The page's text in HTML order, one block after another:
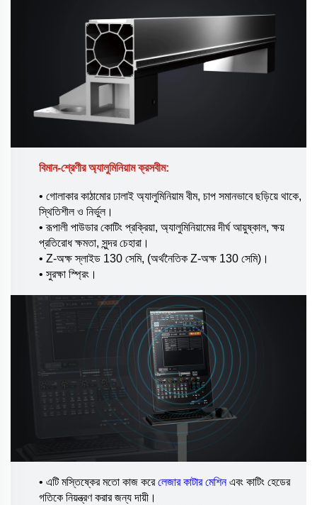
বিমান-শ্রেণীর অ্যালুমিনিয়াম ক্রসবীম:
• গোলাকার কাঠামোর ঢালাই অ্যালুমিনিয়াম বীম, চাপ সমানভাবে ছড়িয়ে থাকে,
স্থিতিশীল ও নির্ভুল।
• রূপালী পাউডার কোটিং প্রক্রিয়া, অ্যালুমিনিয়ামের দীর্ঘ আয়ুষ্কাল, ক্ষয়
প্রতিরোধ ক্ষমতা, সুন্দর চেহারা।
• Z-অক্ষ স্লাইড 130 সেমি, (অর্থনৈতিক Z-অক্ষ 130 সেমি)।
• সুরক্ষা স্প্রিং।
• এটি মস্তিষ্কের মতো কাজ করেলেজার কাটার মেশিনএবং কাটিং হেডের
গতিকে নিয়ন্ত্রণ করার জন্য দায়ী।